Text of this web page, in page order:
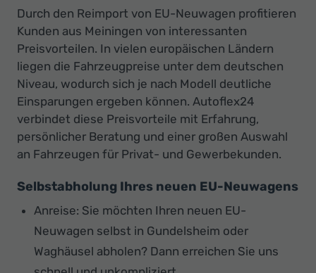
Durch den Reimport von EU-Neuwagen profitieren
Kunden aus Meiningen von interessanten
Preisvorteilen. In vielen europäischen Ländern
liegen die Fahrzeugpreise unter dem deutschen
Niveau, wodurch sich je nach Modell deutliche
Einsparungen ergeben können. Autoflex24
verbindet diese Preisvorteile mit Erfahrung,
persönlicher Beratung und einer großen Auswahl
an Fahrzeugen für Privat- und Gewerbekunden.
Selbstabholung Ihres neuen EU-Neuwagens
Anreise: Sie möchten Ihren neuen EU-
Neuwagen selbst in Gundelsheim oder
Waghäusel abholen? Dann erreichen Sie uns